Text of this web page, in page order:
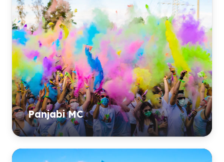
Panjabi MC